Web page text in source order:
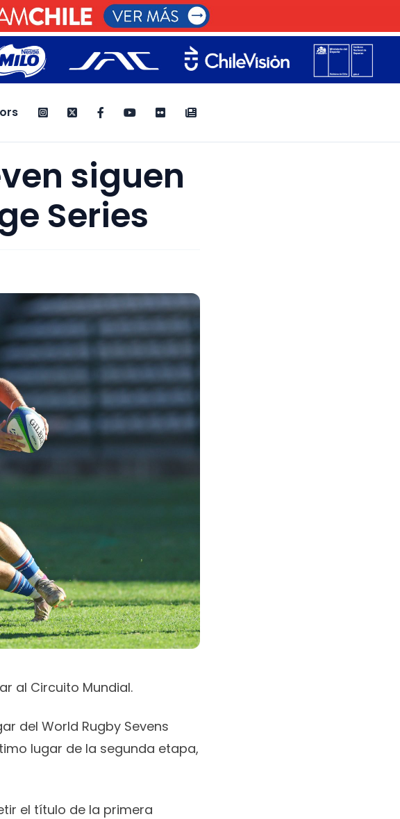
siguen
Series
al Circuito Mundial.
del World Rugby Sevens
lugar de la segunda etapa,
el título de la primera